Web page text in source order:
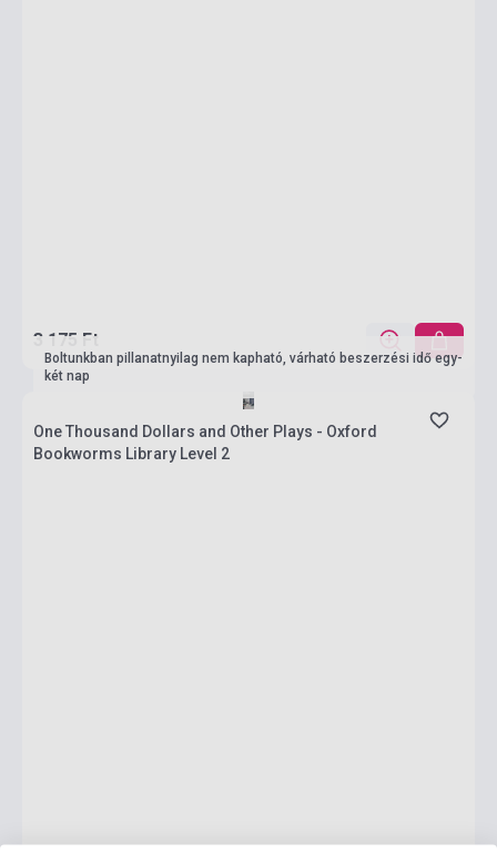
3 175 Ft
Boltunkban pillanatnyilag nem kapható, várható beszerzési idő egy-
két nap
One Thousand Dollars and Other Plays - Oxford
Bookworms Library Level 2